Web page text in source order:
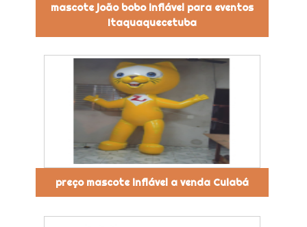
mascote joão bobo inflável para eventos
Itaquaquecetuba
preço mascote inflável a venda Cuiabá